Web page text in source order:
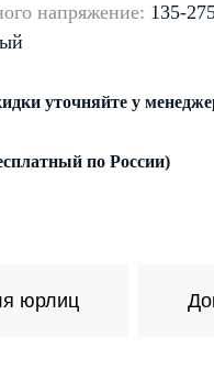
напряжение: 135-
уточняйте у
по России)
юрлиц